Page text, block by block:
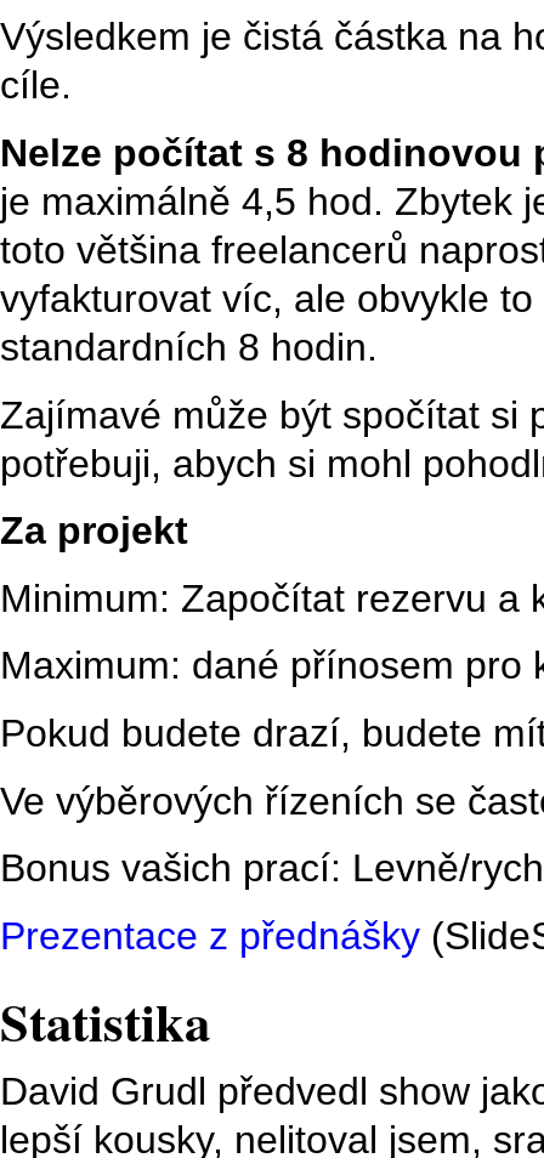
Výsledkem je čistá částka na
cíle.
Nelze počítat s 8 hodinovou
je maximálně 4,5 hod. Zbytek
toto většina freelancerů
vyfakturovat víc, ale obvykle
standardních 8 hodin.
Zajímavé může být spočítat si
potřebuji, abych si mohl
Za projekt
Minimum: Započítat rezervu a
Maximum: dané přínosem pro
Pokud budete drazí, budete
Ve výběrových řízeních se
Bonus vašich prací: Levně/
Prezentace z přednášky
Statistika
David Grudl předvedl show
lepší kousky, nelitoval jsem,